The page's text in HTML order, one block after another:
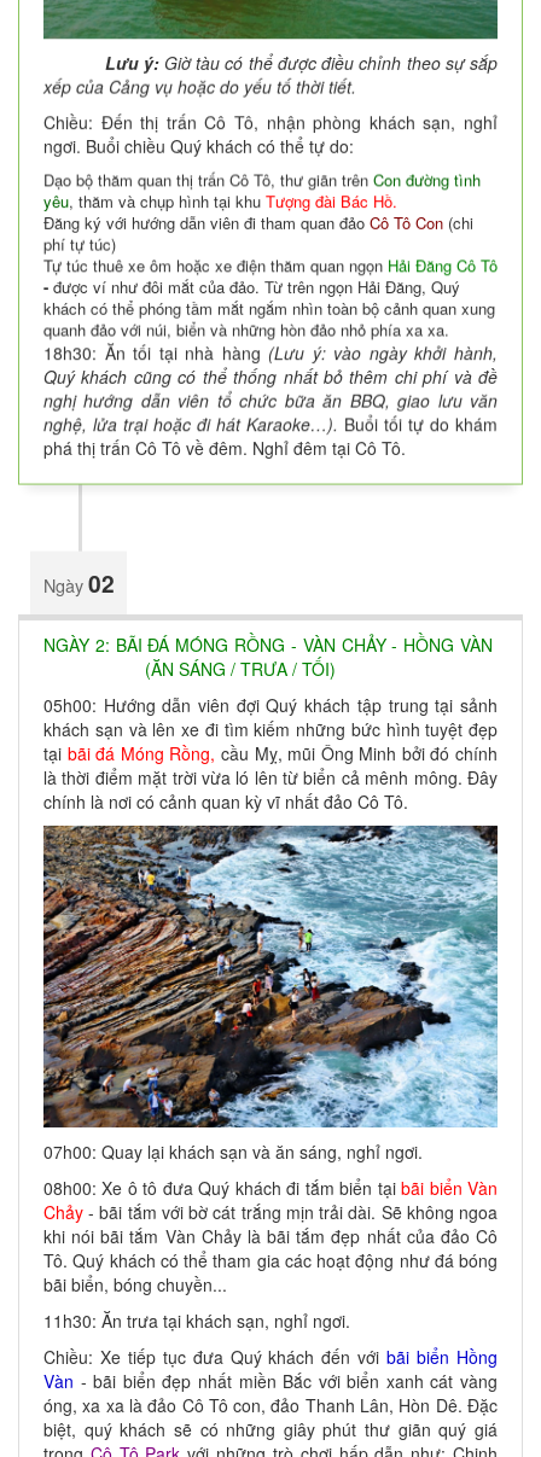
Lưu ý:Giờ tàu có thể được điều chỉnh theo sự sắp
xếp của Cảng vụ hoặc do yếu tố thời tiết.
Chiều: Đến thị trấn Cô Tô, nhận phòng khách sạn, nghỉ
ngơi. Buổi chiều Quý khách có thể tự do:
Dạo bộ thăm quan thị trấn Cô Tô, thư giãn trên Con đường tình
yêu, thăm và chụp hình tại khu Tượng đài Bác Hồ.
Đăng ký với hướng dẫn viên đi tham quan đảo Cô Tô Con (chi
phí tự túc)
Tự túc thuê xe ôm hoặc xe điện thăm quan ngọn Hải Đăng Cô Tô
- được ví như đôi mắt của đảo. Từ trên ngọn Hải Đăng, Quý
khách có thể phóng tầm mắt ngắm nhìn toàn bộ cảnh quan xung
quanh đảo với núi, biển và những hòn đảo nhỏ phía xa xa.
18h30: Ăn tối tại nhà hàng (Lưu ý: vào ngày khởi hành,
Quý khách cũng có thể thống nhất bỏ thêm chi phí và đề
nghị hướng dẫn viên tổ chức bữa ăn BBQ, giao lưu văn
nghệ, lửa trại hoặc đi hát Karaoke…). Buổi tối tự do khám
phá thị trấn Cô Tô về đêm. Nghỉ đêm tại Cô Tô.
Ngày02
NGÀY 2: BÃI ĐÁ MÓNG RỒNG - VÀN CHẢY - HỒNG VÀN
(ĂN SÁNG / TRƯA / TỐI)
05h00: Hướng dẫn viên đợi Quý khách tập trung tại sảnh
khách sạn và lên xe đi tìm kiếm những bức hình tuyệt đẹp
tại bãi đá Móng Rồng, cầu Mỵ, mũi Ông Minh bởi đó chính
là thời điểm mặt trời vừa ló lên từ biển cả mênh mông. Đây
chính là nơi có cảnh quan kỳ vĩ nhất đảo Cô Tô.
07h00: Quay lại khách sạn và ăn sáng, nghỉ ngơi.
08h00: Xe ô tô đưa Quý khách đi tắm biển tạibãi biển Vàn
Chảy- bãi tắm với bờ cát trắng mịn trải dài. Sẽ không ngoa
khi nói bãi tắm Vàn Chảy là bãi tắm đẹp nhất của đảo Cô
Tô. Quý khách có thể tham gia các hoạt động như đá bóng
bãi biển, bóng chuyền...
11h30: Ăn trưa tại khách sạn, nghỉ ngơi.
Chiều: Xe tiếp tục đưa Quý khách đến vớibãi biển Hồng
Vàn - bãi biển đẹp nhất miền Bắc với biển xanh cát vàng
óng, xa xa là đảo Cô Tô con, đảo Thanh Lân, Hòn Dê. Đặc
biệt, quý khách sẽ có những giây phút thư giãn quý giá